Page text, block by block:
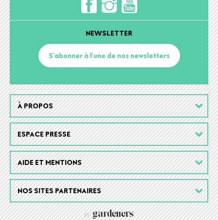
NEWSLETTER
S'abonner à l'une de nos newsletters
Footer
menu
À PROPOS
ESPACE PRESSE
AIDE ET MENTIONS
NOS SITES PARTENAIRES